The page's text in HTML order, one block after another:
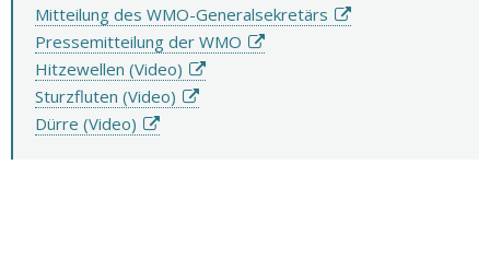
Mitteilung des WMO-Generalsekretärs
Pressemitteilung der WMO
Hitzewellen (Video)
Sturzfluten (Video)
Dürre (Video)